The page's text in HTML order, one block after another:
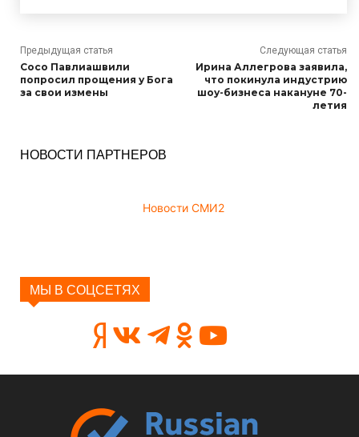
Предыдущая статья
Сосо Павлиашвили
попросил прощения у Бога
за свои измены
Следующая статья
Ирина Аллегрова заявила,
что покинула индустрию
шоу-бизнеса накануне 70-
летия
НОВОСТИ ПАРТНЕРОВ
Новости СМИ2
МЫ В СОЦСЕТЯХ